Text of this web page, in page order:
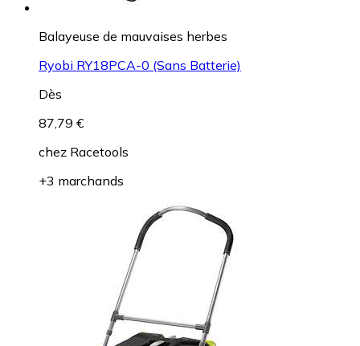
Balayeuse de mauvaises herbes
Ryobi RY18PCA-0 (Sans Batterie)
Dès
87,79 €
chez Racetools
+3 marchands